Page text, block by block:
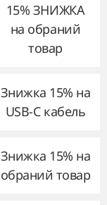
15% ЗНИЖКА
на обраний
товар
Знижка 15% на
USB-C кабель
Знижка 15% на
обраний товар